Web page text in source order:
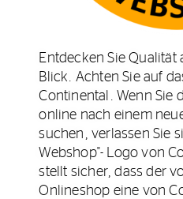
Entdecken Sie Qualität
Blick. Achten Sie auf
Continental. Wenn Sie
online nach einem
suchen, verlassen Sie
Webshop"- Logo von
stellt sicher, dass der
Onlineshop eine von